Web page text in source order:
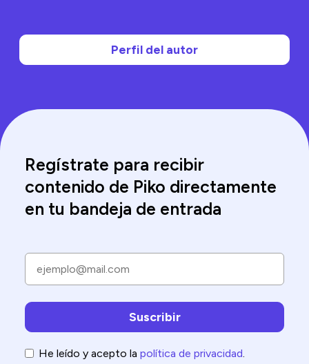
Perfil del autor
Regístrate para recibir
contenido de Piko directamente
en tu bandeja de entrada
He leído y acepto la política de privacidad